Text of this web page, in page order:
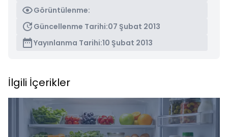
Görüntülenme:
Güncellenme Tarihi:07 Şubat 2013
Yayınlanma Tarihi:10 Şubat 2013
İlgili İçerikler